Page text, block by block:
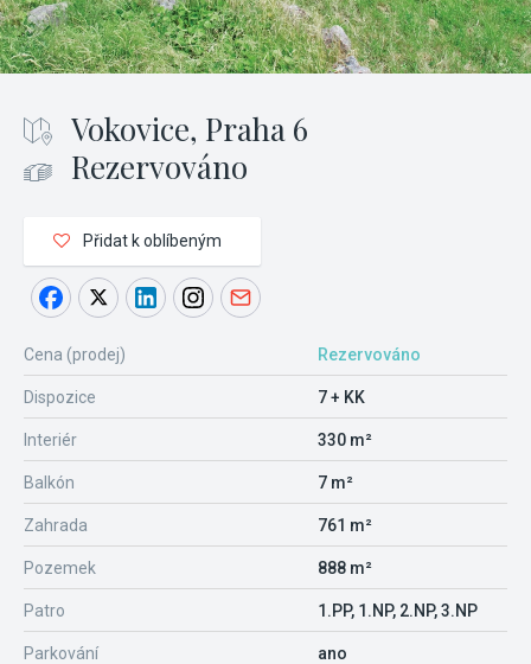
Vokovice, Praha 6
Rezervováno
Přidat k oblíbeným
Cena (prodej) Rezervováno
Dispozice 7 + KK
Interiér 330 m²
Balkón 7 m²
Zahrada 761 m²
Pozemek 888 m²
Patro 1.PP, 1.NP, 2.NP, 3.NP
Parkování ano